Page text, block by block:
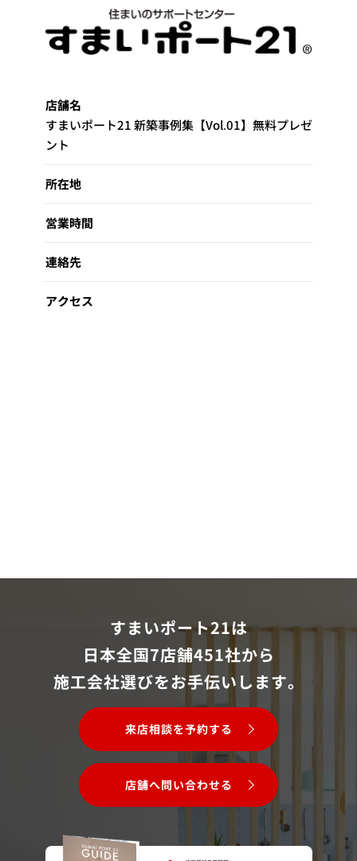
店舗名
すまいポート21 新築事例集【Vol.01】無料プレゼ
ント
所在地
営業時間
連絡先
アクセス
すまいポート21は
日本全国7店舗451社から
施工会社選びをお手伝いします。
来店相談を予約する
店舗へ問い合わせる